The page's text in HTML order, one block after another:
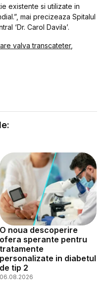
existente si utilizate in
mai precizeaza Spitalul
‘Dr. Carol Davila’.
valva transcateter,
O noua descoperire
ofera sperante pentru
tratamente
personalizate in diabetul
de tip 2
06.08.2026